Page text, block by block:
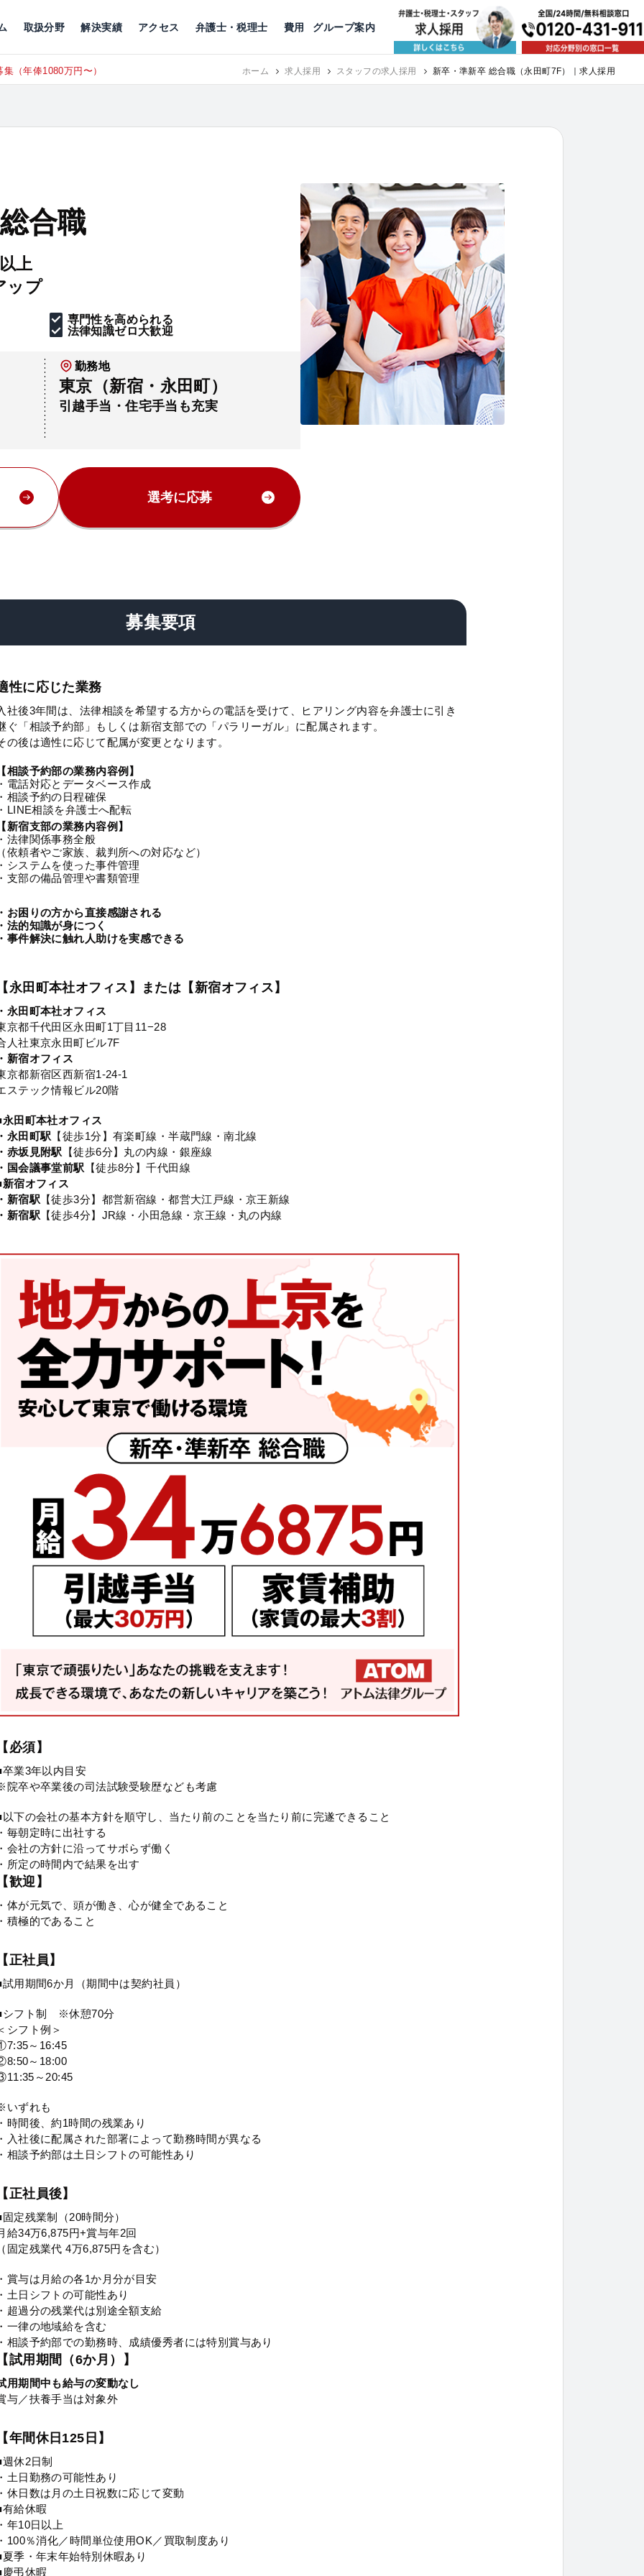
取扱分野
公益活動
解決実績 アクセス
京都 神戸 福岡
弁護士・税理士 費用 グループ案内
（年俸1080万円〜） RECRUIT 東京にて、相談予約スタッフ募集（月給38万以上）
合職
上
ップ
専門性を高められる
法律知識ゼロ大歓迎
勤務地
東京（新宿・永田町）
引越手当・住宅手当も充実
選考に応募
募集要項
性に応じた業務
社後3年間は、法律相談を希望する方からの電話を受けて、ヒアリング内容を弁護士に引き
ぐ「相談予約部」もしくは新宿支部での「パラリーガル」に配属されます。
の後は適性に応じて配属が変更となります。
相談予約部の業務内容例】
電話対応とデータベース作成
相談予約の日程確保
LINE相談を弁護士へ配転
新宿支部の業務内容例】
法律関係事務全般
依頼者やご家族、裁判所への対応など）
システムを使った事件管理
支部の備品管理や書類管理
お困りの方から直接感謝される
法的知識が身につく
事件解決に触れ人助けを実感できる
永田町本社オフィス】または【新宿オフィス】
永田町本社オフィス
京都千代田区永田町1丁目11−28
人社東京永田町ビル7F
新宿オフィス
京都新宿区西新宿1-24-1
ステック情報ビル20階
永田町本社オフィス
永田町駅 【徒歩1分】有楽町線・半蔵門線・南北線
赤坂見附駅
【徒歩6分】丸の内線・銀座線
国会議事堂前駅
【徒歩8分】千代田線
新宿オフィス
新宿駅 【徒歩3分】都営新宿線・都営大江戸線・京王新線
新宿駅 【徒歩4分】JR線・小田急線・京王線・丸の内線
必須】
卒業3年以内目安
院卒や卒業後の司法試験受験歴なども考慮
以下の会社の基本方針を順守し、当たり前のことを当たり前に完遂できること
毎朝定時に出社する
会社の方針に沿ってサボらず働く
所定の時間内で結果を出す
歓迎】
体が元気で、頭が働き、心が健全であること
積極的であること
正社員】
試用期間6か月（期間中は契約社員）
シフト制 ※休憩70分
シフト例＞
～16:45
～18:00
～20:45
いずれも
時間後、約1時間の残業あり
入社後に配属された部署によって勤務時間が異なる
相談予約部は土日シフトの可能性あり
正社員後】
定残業制（20時間分）
給34万6,875円+賞与年2回
固定残業代 4万6,875円を含む）
賞与は月給の各1か月分が目安
土日シフトの可能性あり
超過分の残業代は別途全額支給
一律の地域給を含む
相談予約部での勤務時、成績優秀者には特別賞与あり
試用期間（6か月）】
用期間中も給与の変動なし
与／扶養手当は対象外
年間休日125日】
休2日制
土日勤務の可能性あり
休日数は月の土日祝数に応じて変動
有給休暇
年10日以上
100％消化／時間単位使用OK／買取制度あり
夏季・年末年始特別休暇あり
慶弔休暇
ホーム 求人採用 スタッフの求人採用 新卒・準新卒 総合職（永田町7F）｜求人採用